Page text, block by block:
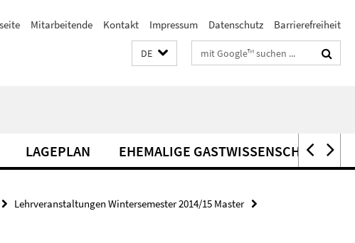
Mitarbeitende Kontakt Impressum Datenschutz Barrierefreiheit
DE Suchbegriffe
LAGEPLAN EHEMALIGE
Lehrveranstaltungen Wintersemester 2014/15 Master